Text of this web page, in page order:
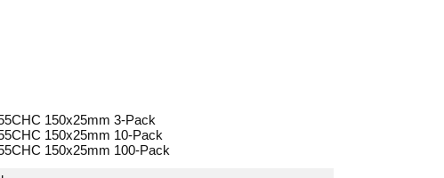
150x25mm 3-Pack
150x25mm 10-Pack
150x25mm 100-Pack